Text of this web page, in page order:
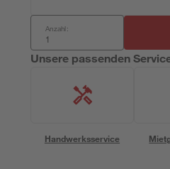
Anzahl:
Unsere passenden
Handwerksservice